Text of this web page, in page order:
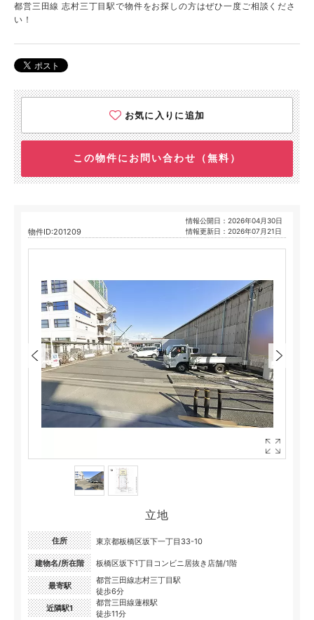
都営三田線 志村三丁目駅で物件をお探しの方はぜひ一度ご相談くださ
い！
お気に入りに追加
この物件にお問い合わせ（無料）
物件ID:201209
情報公開日：2026年04月30日
情報更新日：2026年07月21日
立地
住所 東京都板橋区坂下一丁目33-10
建物名/所在階 板橋区坂下1丁目コンビニ居抜き店舗/1階
最寄駅
都営三田線志村三丁目駅
徒歩6分
近隣駅1
都営三田線蓮根駅
徒歩11分